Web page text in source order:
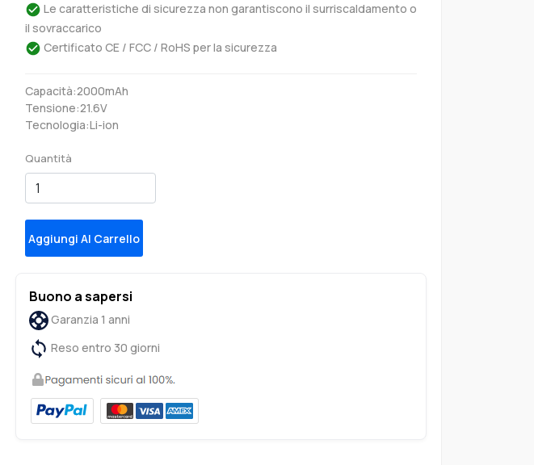
Le caratteristiche di sicurezza non garantiscono il surriscaldamento o
il sovraccarico
Certificato CE / FCC / RoHS per la sicurezza
Capacità:2000mAh
Tensione:21.6V
Tecnologia:Li-ion
Quantità
Aggiungi Al Carrello
Buono a sapersi
Garanzia 1 anni
Reso entro 30 giorni